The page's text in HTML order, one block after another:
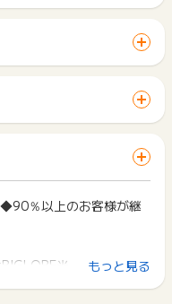
なかった場合。
合せフォームからの申
住まいの方からの申
重複(IP) ・キャンセ
合。
いて、詳細なデータ照会
い物が完了するまでの
に移動した場合はポイン
ンを押した時とサービ
ウザが異なる場合はポ
用される場合は、毎回
てポイントGET 」ボ
で対象外とみなし、「獲
につき10円単位の金額
切り捨てとなり、ポイ
して支払われた金額分
ント獲得の対象には含
しくは会員様の都合で
場合、ポイントが無効
％以上のお客様が継
光 もっと見る